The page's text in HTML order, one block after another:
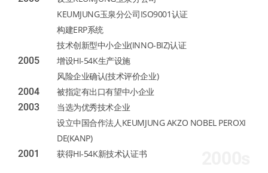
KEUMJUNG玉泉分公司ISO9001认证
构建ERP系统
技术创新型中小企业(INNO-BIZ)认证
2005
增设HI-54K生产设施
风险企业确认(技术评价企业)
2004
被指定有出口有望中小企业
2003
当选为优秀技术企业
设立中国合作法人KEUMJUNG AKZO NOBEL PEROXI
DE(KANP)
2001
获得HI-54K新技术认证书